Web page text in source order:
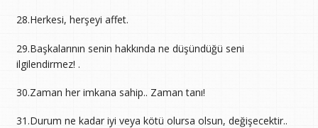
28.Herkesi, herşeyi affet.
29.Başkalarının senin hakkında ne düşündüğü seni
ilgilendirmez! .
30.Zaman her imkana sahip.. Zaman tanı!
31.Durum ne kadar iyi veya kötü olursa olsun, değişecektir..